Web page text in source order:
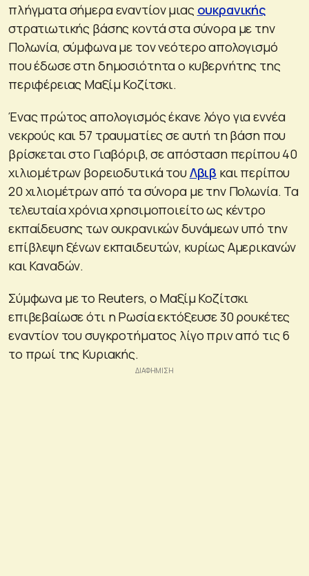
πλήγματα σήμερα εναντίον μιας ουκρανικής
στρατιωτικής βάσης κοντά στα σύνορα με την
Πολωνία, σύμφωνα με τον νεότερο απολογισμό
που έδωσε στη δημοσιότητα ο κυβερνήτης της
περιφέρειας Μαξίμ Κοζίτσκι.
Ένας πρώτος απολογισμός έκανε λόγο για εννέα
νεκρούς και 57 τραυματίες σε αυτή τη βάση που
βρίσκεται στο Γιαβόριβ, σε απόσταση περίπου 40
χιλιομέτρων βορειοδυτικά τουΛβιβ και περίπου
20 χιλιομέτρων από τα σύνορα με την Πολωνία. Τα
τελευταία χρόνια χρησιμοποιείτο ως κέντρο
εκπαίδευσης των ουκρανικών δυνάμεων υπό την
επίβλεψη ξένων εκπαιδευτών, κυρίως Αμερικανών
και Καναδών.
Σύμφωνα με το Reuters, ο Μαξίμ Κοζίτσκι
επιβεβαίωσε ότι η Ρωσία εκτόξευσε 30 ρουκέτες
εναντίον του συγκροτήματος λίγο πριν από τις 6
το πρωί της Κυριακής.